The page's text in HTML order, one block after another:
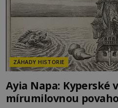
ZÁHADY HISTORIE
Ayia Napa: Kyperské
mírumilovnou